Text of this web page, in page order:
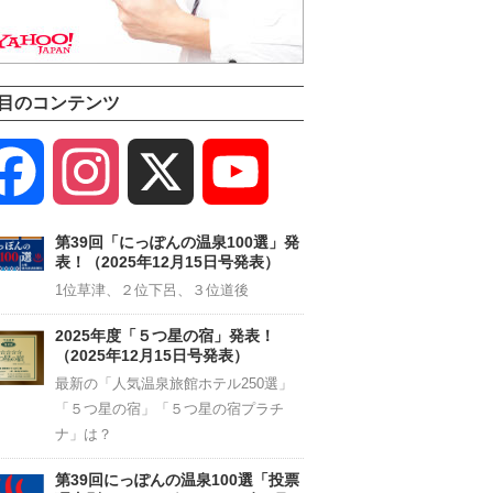
のコンテンツ
Facebook Instagram
Channel
第39回「にっぽんの温泉100選」発
表！（2025年12月15日号発表）
1位草津、２位下呂、３位道後
2025年度「５つ星の宿」発表！
（2025年12月15日号発表）
最新の「人気温泉旅館ホテル250選」
「５つ星の宿」「５つ星の宿プラチ
ナ」は？
第39回にっぽんの温泉100選「投票